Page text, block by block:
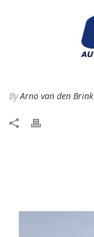
ByArno van den Brink